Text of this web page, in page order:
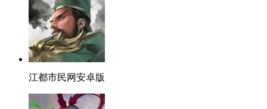
江都市民网安卓版